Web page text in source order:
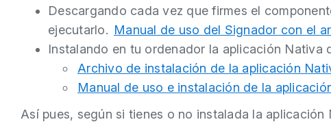
Descargando cada vez que firmes el
ejecutarlo. Manual de uso del Signador con el
Instalando en tu ordenador la aplicación Nativa
Archivo de instalación de la aplicación
Manual de uso e instalación de la
Así pues, según si tienes o no instalada la